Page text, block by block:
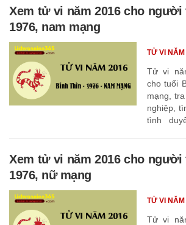
Xem tử vi năm 2016 cho
1976, nam mạng
Tử vi
cho tuổi
mạng,
nghiệp,
tình
TỬ VI
Xem tử vi năm 2016 cho
1976, nữ mạng
Tử vi
TỬ VI